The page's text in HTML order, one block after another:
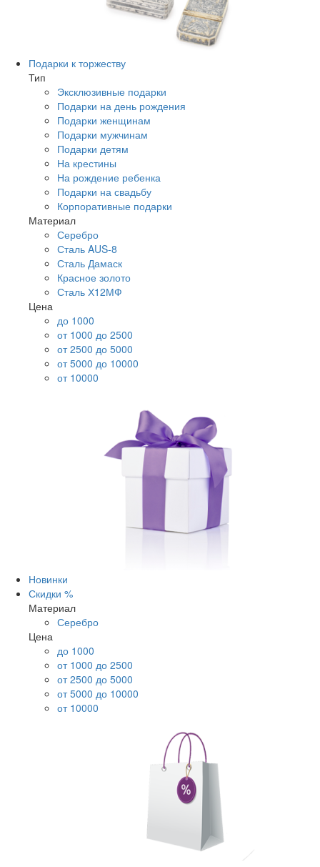
Подарки к торжеству
Тип
Эксклюзивные подарки
Подарки на день рождения
Подарки женщинам
Подарки мужчинам
Подарки детям
На крестины
На рождение ребенка
Подарки на свадьбу
Корпоративные подарки
Материал
Серебро
Сталь AUS-8
Сталь Дамаск
Красное золото
Сталь Х12МФ
Цена
до 1000
от 1000 до 2500
от 2500 до 5000
от 5000 до 10000
от 10000
Новинки
Скидки %
Материал
Серебро
Цена
до 1000
от 1000 до 2500
от 2500 до 5000
от 5000 до 10000
от 10000